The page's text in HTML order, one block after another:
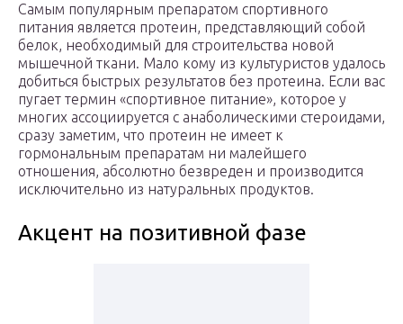
Самым популярным препаратом спортивного
питания является протеин, представляющий собой
белок, необходимый для строительства новой
мышечной ткани. Мало кому из культуристов удалось
добиться быстрых результатов без протеина. Если вас
пугает термин «спортивное питание», которое у
многих ассоциируется с анаболическими стероидами,
сразу заметим, что протеин не имеет к
гормональным препаратам ни малейшего
отношения, абсолютно безвреден и производится
исключительно из натуральных продуктов.
Акцент на позитивной фазе